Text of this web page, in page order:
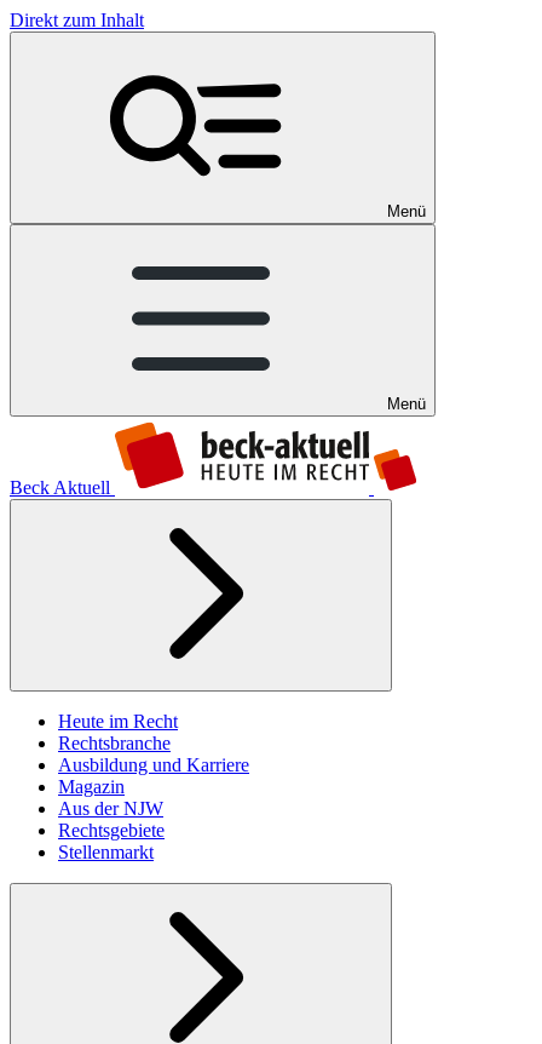
Direkt zum Inhalt
Menü
Menü
Beck Aktuell
Heute im Recht
Rechtsbranche
Ausbildung und Karriere
Magazin
Aus der NJW
Rechtsgebiete
Stellenmarkt